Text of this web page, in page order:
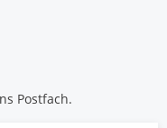
Postfach.